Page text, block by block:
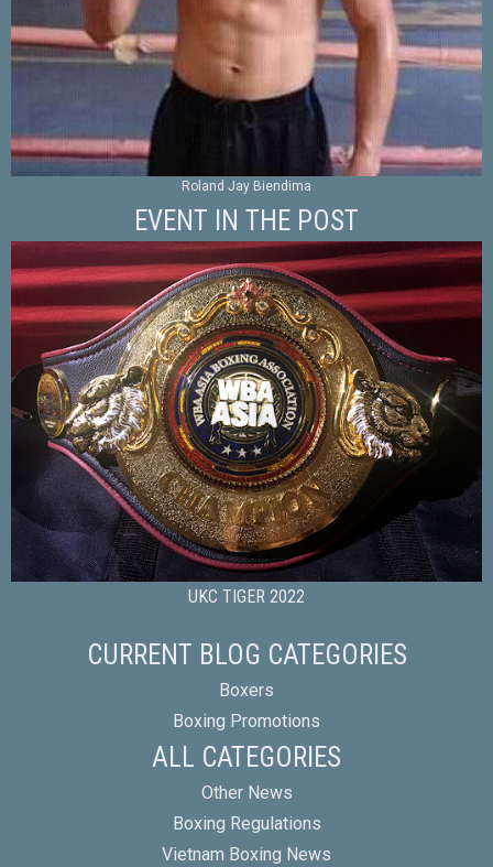
Roland Jay Biendima
EVENT IN THE POST
UKC TIGER 2022
CURRENT BLOG CATEGORIES
Boxers
Boxing Promotions
ALL CATEGORIES
Other News
Boxing Regulations
Vietnam Boxing News